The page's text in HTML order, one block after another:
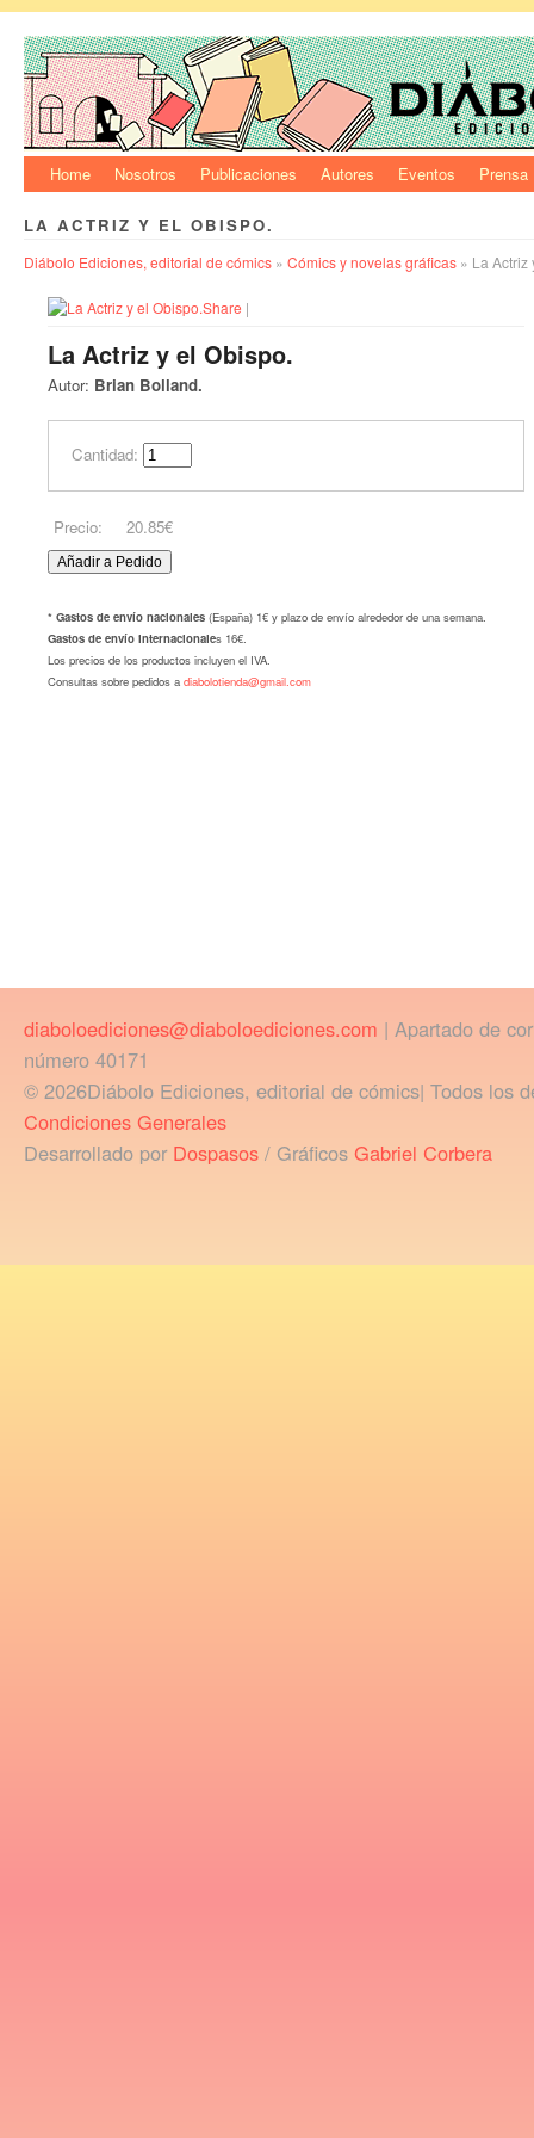
Home Nosotros Publicaciones Autores Eventos Prensa
LA ACTRIZ Y EL OBISPO.
Diábolo Ediciones, editorial de cómics » Cómics y novelas gráficas » La Actriz
La Actriz y el Obispo.
Autor: Brian Bolland.
Cantidad:
20.85€
Precio:
Share |
* Gastos de envío nacionales (España) 1€ y plazo de envío alrededor de una semana.
Gastos de envío internacionales 16€.
Los precios de los productos incluyen el IVA.
Consultas sobre pedidos a diabolotienda@gmail.com
diaboloediciones@diaboloediciones.com | Apartado de
número 40171
© 2026Diábolo Ediciones, editorial de cómics| Todos los
Condiciones Generales
Desarrollado por Dospasos / Gráficos Gabriel Corbera